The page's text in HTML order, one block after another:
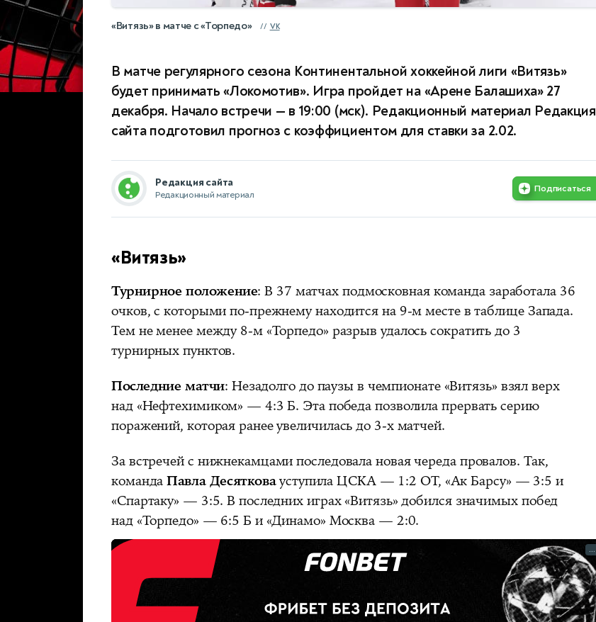
«Витязь» в матче с «Торпедо» VK
В матче регулярного сезона Континентальной хоккейной лиги «Витязь»
будет принимать «Локомотив». Игра пройдет на «Арене Балашиха» 27
декабря. Начало встречи — в 19:00 (мск). Редакционный материал Редакция
сайта подготовил прогноз с коэффициентом для ставки за 2.02.
Редакция сайта
Редакционный материал
Подписаться
«Витязь»
Турнирное положение: В 37 матчах подмосковная команда заработала 36
очков, с которыми по-прежнему находится на 9-м месте в таблице Запада.
Тем не менее между 8-м «Торпедо» разрыв удалось сократить до 3
турнирных пунктов.
Последние матчи: Незадолго до паузы в чемпионате «Витязь» взял верх
над «Нефтехимиком» — 4:3 Б. Эта победа позволила прервать серию
поражений, которая ранее увеличилась до 3-х матчей.
За встречей с нижнекамцами последовала новая череда провалов. Так,
командаПавла Десятковауступила ЦСКА — 1:2 ОТ, «Ак Барсу» — 3:5 и
«Спартаку» — 3:5. В последних играх «Витязь» добился значимых побед
над «Торпедо» — 6:5 Б и «Динамо» Москва — 2:0.
...